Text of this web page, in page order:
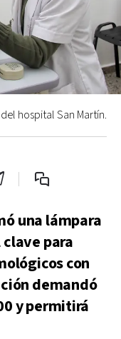
hospital San Martín.
una lámpara
para
con
demandó
y permitirá